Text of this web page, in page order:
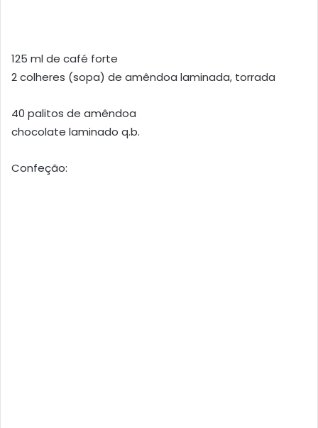
125 ml de café forte
2 colheres (sopa) de amêndoa laminada, torrada
40 palitos de amêndoa
chocolate laminado q.b.
Confeção: